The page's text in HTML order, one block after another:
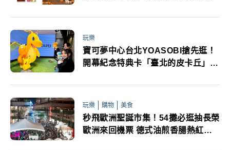
玩樂
寶可夢中心台北YOASOBI搶先逛！
開幕紀念特典卡「臺北的皮卡丘」領
玩樂 購物 美食
秒飛歐洲聖誕市集！54攤必逛抽長榮
歐洲來回機票 德式油煎香腸熱紅酒